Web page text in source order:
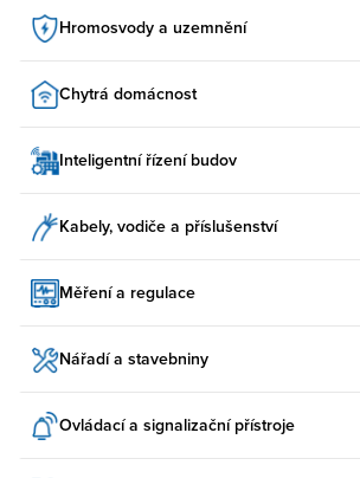
Hromosvody a uzemnění
Chytrá domácnost
Inteligentní řízení budov
Kabely, vodiče a příslušenství
Měření a regulace
Nářadí a stavebniny
Ovládací a signalizační přístroje